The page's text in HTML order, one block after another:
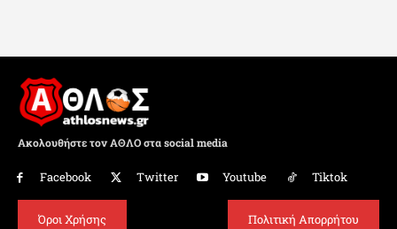
Ακολουθήστε τον ΑΘΛΟ στα social media
Facebook Twitter Youtube Tiktok
Όροι Χρήσης Πολιτική Απορρήτου